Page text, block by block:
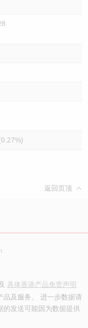
返回页顶
具体香港产品免责声明
品及服务。 进一步数据请
的发送可能因为数据提供